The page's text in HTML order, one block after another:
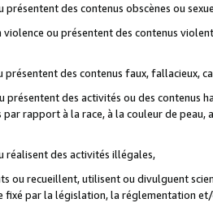
des contenus obscènes ou
ou présentent des contenus
des contenus faux, fallacieux,
des activités ou des contenus
rapport à la race, à la couleur de
réalisent des activités illégales,
ou recueillent, utilisent ou divulguent
fixé par la législation, la réglementation